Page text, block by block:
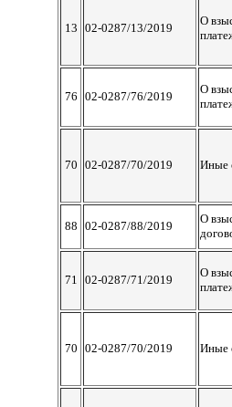
13 02-0287/13/2019
О
76 02-0287/76/2019
О
70 02-0287/70/2019 Иные
88 02-0287/88/2019
О
71 02-0287/71/2019
О
70 02-0287/70/2019 Иные